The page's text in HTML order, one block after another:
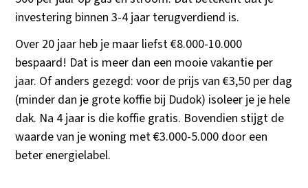
investering binnen 3-4 jaar terugverdiend is.
Over 20 jaar heb je maar liefst €8.000-10.000
bespaard! Dat is meer dan een mooie vakantie per
jaar. Of anders gezegd: voor de prijs van €3,50 per dag
(minder dan je grote koffie bij Dudok) isoleer je je hele
dak. Na 4 jaar is die koffie gratis. Bovendien stijgt de
waarde van je woning met €3.000-5.000 door een
beter energielabel.